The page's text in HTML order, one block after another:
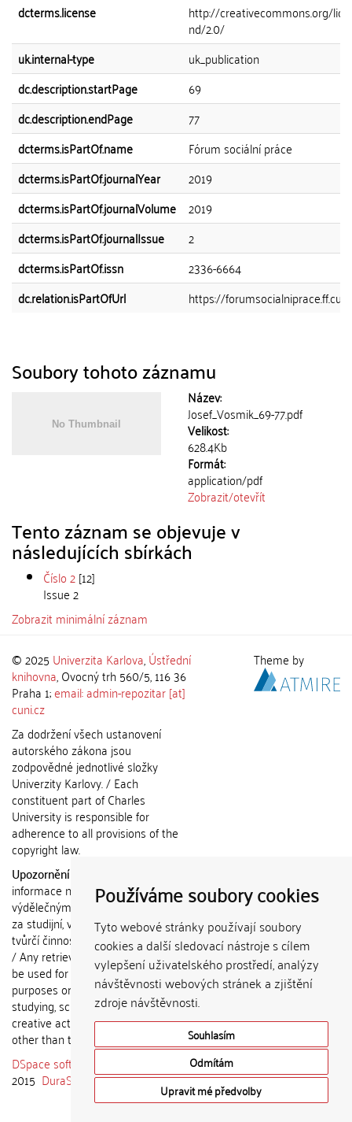
Používáme soubory cookies
Tyto webové stránky používají soubory
cookies a další sledovací nástroje s cílem
vylepšení uživatelského prostředí, analýzy
návštěvnosti webových stránek a zjištění
zdroje návštěvnosti.
Souhlasím
Odmítám
Upravit mé předvolby
dcterms.license
http://creativecommons.org/
nd/2.0/
uk.internal-type
uk_publication
dc.description.startPage
69
dc.description.endPage
77
dcterms.isPartOf.name
Fórum sociální práce
dcterms.isPartOf.journalYear
2019
dcterms.isPartOf.journalVolume 2019
dcterms.isPartOf.journalIssue
2
dcterms.isPartOf.issn
2336-6664
dc.relation.isPartOfUrl
https://
Soubory tohoto záznamu
Název:
Josef_Vosmik_69-77.pdf
Velikost:
628.4Kb
Formát:
application/pdf
Zobrazit/otevřít
Tento záznam se objevuje v
následujících sbírkách
Číslo 2[12]
Issue 2
Zobrazit minimální záznam
© 2025 Univerzita Karlova,Ústřední
knihovna, Ovocný trh 560/5, 116 36
Praha 1;email: admin-repozitar [at]
cuni.cz
Za dodržení všech ustanovení
autorského zákona jsou
zodpovědné jednotlivé složky
Univerzity Karlovy. / Each
constituent part of Charles
University is responsible for
adherence to all provisions of the
copyright law.
Upozornění / Notice:
informace nemohou být použity k
výdělečným účelům nebo vydávány
za studijní, vědeckou nebo jinou
tvůrčí činnost jiné osoby než autora.
/ Any retrieved information shall not
be used for any commercial
purposes or claimed as results of
studying, scientific or any other
creative activities of any person
other than the author.
DSpace software
copyright © 2002-
2015 DuraSpace
Theme by